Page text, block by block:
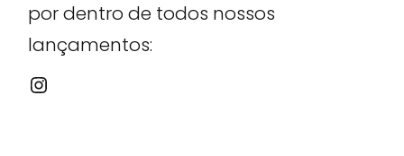
por dentro de todos nossos
lançamentos: